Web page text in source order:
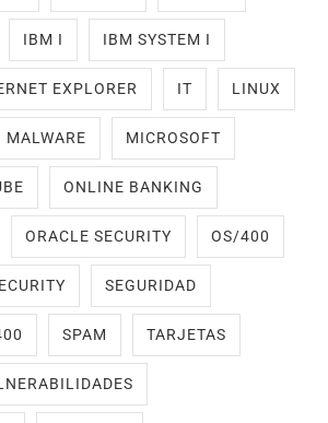
IBM I IBM SYSTEM I
EXPLORER IT LINUX
MALWARE MICROSOFT
ONLINE BANKING
ORACLE SECURITY OS/400
SEGURIDAD
SPAM TARJETAS